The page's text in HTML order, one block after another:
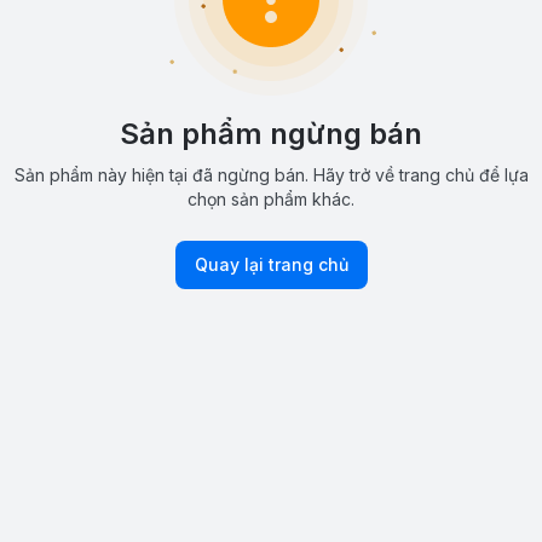
Sản phẩm ngừng bán
Sản phẩm này hiện tại đã ngừng bán. Hãy trở về trang chủ để lựa
chọn sản phẩm khác.
Quay lại trang chủ